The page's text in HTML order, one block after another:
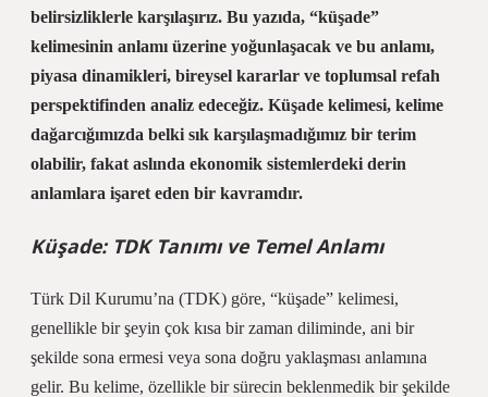
belirsizliklerle karşılaşırız. Bu yazıda, “küşade”
kelimesinin anlamı üzerine yoğunlaşacak ve bu anlamı,
piyasa dinamikleri, bireysel kararlar ve toplumsal refah
perspektifinden analiz edeceğiz. Küşade kelimesi, kelime
dağarcığımızda belki sık karşılaşmadığımız bir terim
olabilir, fakat aslında ekonomik sistemlerdeki derin
anlamlara işaret eden bir kavramdır.
Küşade: TDK Tanımı ve Temel Anlamı
Türk Dil Kurumu’na (TDK) göre, “küşade” kelimesi,
genellikle bir şeyin çok kısa bir zaman diliminde, ani bir
şekilde sona ermesi veya sona doğru yaklaşması anlamına
gelir. Bu kelime, özellikle bir sürecin beklenmedik bir şekilde